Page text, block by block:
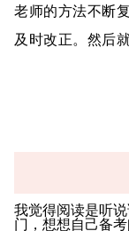
老师的方法不断
及时改正。然后
我觉得阅读是听
门，想想自己备